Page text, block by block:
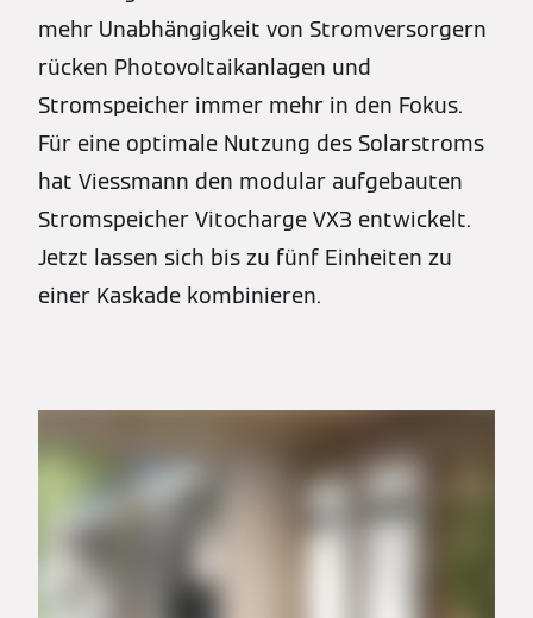
mehr Unabhängigkeit von Stromversorgern
rücken Photovoltaikanlagen und
Stromspeicher immer mehr in den Fokus.
Für eine optimale Nutzung des Solarstroms
hat Viessmann den modular aufgebauten
Stromspeicher Vitocharge VX3 entwickelt.
Jetzt lassen sich bis zu fünf Einheiten zu
einer Kaskade kombinieren.